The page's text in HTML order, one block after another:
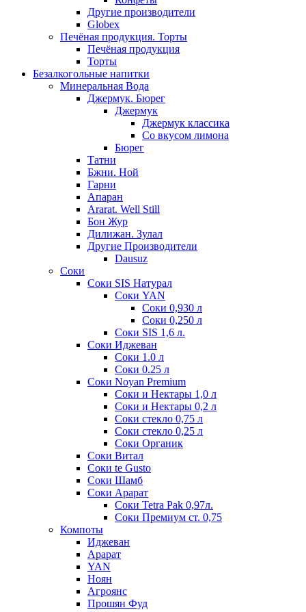
Другие производители
Globex
Печёная продукция. Торты
Печёная продукция
Торты
Безалкогольные напитки
Минеральная Вода
Джермук. Бюрег
Джермук
Джермук классика
Со вкусом лимона
Бюрег
Татни
Бжни. Ной
Гарни
Апаран
Ararat. Well Still
Бон Жур
Дилижан. Зулал
Другие Производители
Dausuz
Соки
Соки SIS Натурал
Соки YAN
Соки 0,930 л
Соки 0,250 л
Соки SIS 1,6 л.
Соки Иджеван
Соки 1.0 л
Соки 0.25 л
Соки Noyan Premium
Соки и Нектары 1,0 л
Соки и Нектары 0,2 л
Соки стекло 0,75 л
Соки стекло 0,25 л
Соки Органик
Соки Витал
Соки te Gusto
Соки Шамб
Соки Арарат
Соки Tetra Pak 0,97л.
Соки Премиум ст. 0,75
Компоты
Иджеван
Арарат
YAN
Ноян
Агроянс
Прошян Фуд